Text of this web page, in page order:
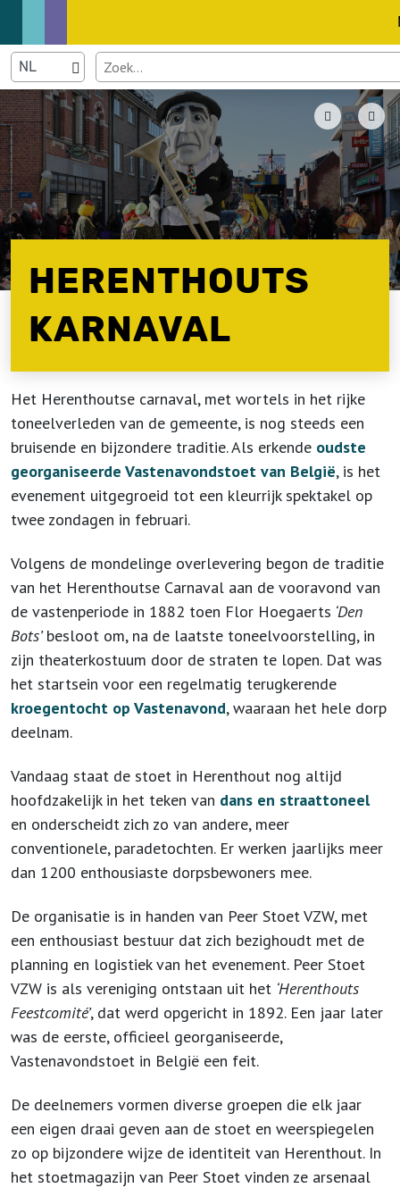
HERENTHOUTS
KARNAVAL
Het Herenthoutse carnaval, met wortels in het rijke
toneelverleden van de gemeente, is nog steeds een
bruisende en bijzondere traditie. Als erkende oudste
georganiseerde Vastenavondstoet van België, is het
evenement uitgegroeid tot een kleurrijk spektakel op
twee zondagen in februari.
Volgens de mondelinge overlevering begon de traditie
van het Herenthoutse Carnaval aan de vooravond van
de vastenperiode in 1882 toen Flor Hoegaerts ‘Den
Bots’besloot om, na de laatste toneelvoorstelling, in
zijn theaterkostuum door de straten te lopen. Dat was
het startsein voor een regelmatig terugkerende
kroegentocht op Vastenavond, waaraan het hele dorp
deelnam.
Vandaag staat de stoet in Herenthout nog altijd
hoofdzakelijk in het teken van dans en straattoneel
en onderscheidt zich zo van andere, meer
conventionele, paradetochten. Er werken jaarlijks meer
dan 1200 enthousiaste dorpsbewoners mee.
De organisatie is in handen van Peer Stoet VZW, met
een enthousiast bestuur dat zich bezighoudt met de
planning en logistiek van het evenement. Peer Stoet
VZW is als vereniging ontstaan uit het ‘Herenthouts
Feestcomité’, dat werd opgericht in 1892. Een jaar later
was de eerste, officieel georganiseerde,
Vastenavondstoet in België een feit.
De deelnemers vormen diverse groepen die elk jaar
een eigen draai geven aan de stoet en weerspiegelen
zo op bijzondere wijze de identiteit van Herenthout. In
het stoetmagazijn van Peer Stoet vinden ze arsenaal